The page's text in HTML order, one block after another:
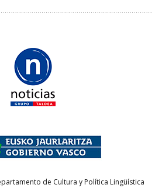
de Cultura y Política Lingüística